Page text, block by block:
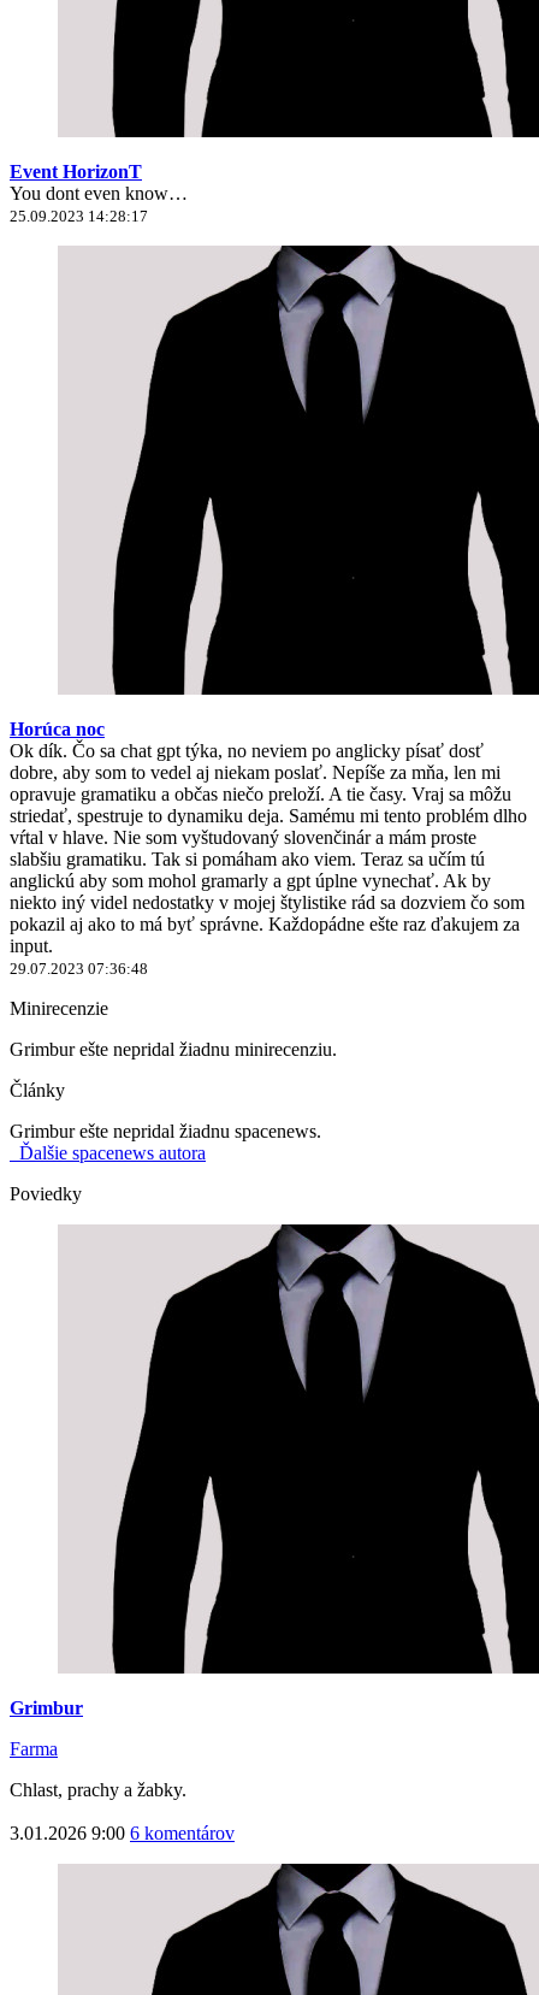
Event HorizonT
You dont even know…
25.09.2023 14:28:17
Horúca noc
Ok dík. Čo sa chat gpt týka, no neviem po anglicky písať dosť
dobre, aby som to vedel aj niekam poslať. Nepíše za mňa, len mi
opravuje gramatiku a občas niečo preloží. A tie časy. Vraj sa môžu
striedať, spestruje to dynamiku deja. Samému mi tento problém dlho
vŕtal v hlave. Nie som vyštudovaný slovenčinár a mám proste
slabšiu gramatiku. Tak si pomáham ako viem. Teraz sa učím tú
anglickú aby som mohol gramarly a gpt úplne vynechať. Ak by
niekto iný videl nedostatky v mojej štylistike rád sa dozviem čo som
pokazil aj ako to má byť správne. Každopádne ešte raz ďakujem za
input.
29.07.2023 07:36:48
Minirecenzie
Grimbur ešte nepridal žiadnu minirecenziu.
Články
Grimbur ešte nepridal žiadnu spacenews.
Ďalšie spacenews autora
Poviedky
Grimbur
Farma
Chlast, prachy a žabky.
3.01.2026 9:00 6 komentárov